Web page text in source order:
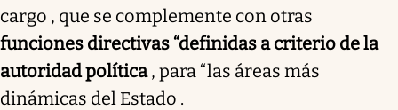
cargo , que se complemente con otras
funciones directivas “definidas a criterio de la
autoridad política, para “las áreas más
dinámicas del Estado .